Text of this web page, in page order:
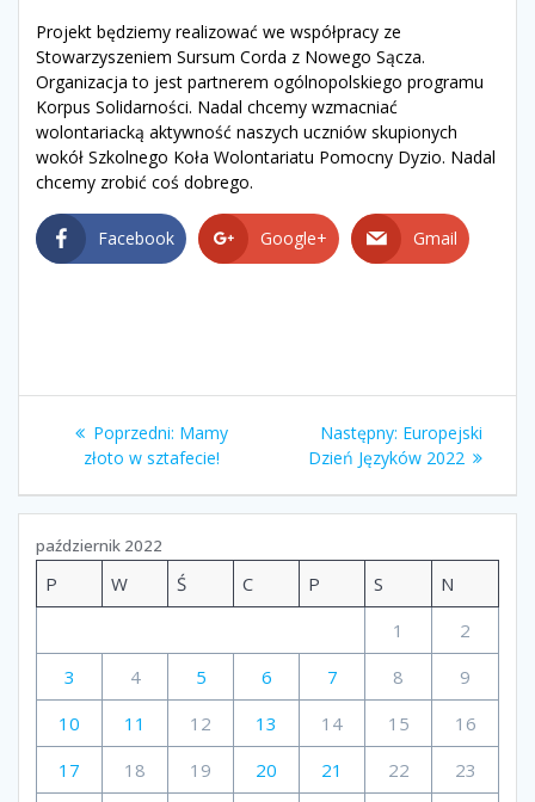
Projekt będziemy realizować we współpracy ze
Stowarzyszeniem Sursum Corda z Nowego Sącza.
Organizacja to jest partnerem ogólnopolskiego programu
Korpus Solidarności. Nadal chcemy wzmacniać
wolontariacką aktywność naszych uczniów skupionych
wokół Szkolnego Koła Wolontariatu Pomocny Dyzio. Nadal
chcemy zrobić coś dobrego.
Facebook Google+ Gmail
Nawigacja
wpisu
Poprzedni: Poprzedni
wpis:
Mamy
złoto w sztafecie!
Następny: Następny
wpis:
Europejski
Dzień Języków 2022
październik 2022
P W Ś C P S
N
1
2
3
4 5 6 7 8
9
10
11 12 13 14 15
16
17
18 19 20 21 22
23